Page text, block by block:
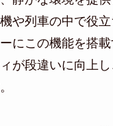
や列車の中で役
にこの機能を搭載
が段違いに向上